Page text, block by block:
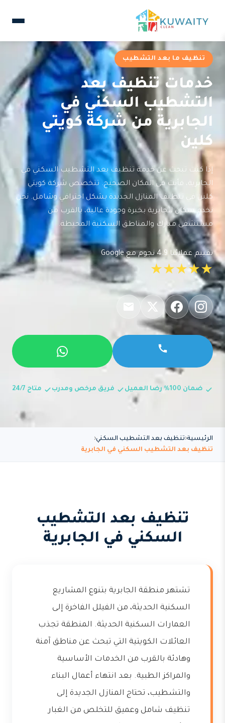
تنظيف ما بعد التشطيب
خدمات تنظيف بعد
التشطيب السكني في
الجابرية من شركة كويتي
كلين
إذا كنت تبحث عن خدمة تنظيف بعد التشطيب السكني في
الجابرية، فأنت في المكان الصحيح. تتخصص شركة كويتي
كلين في تنظيف المنازل الجديدة بشكل احترافي وشامل. نحن
نخدم سكان الجابرية بخبرة وجودة عالية، بالقرب من
مستشفى مبارك والمناطق السكنية المحيطة.
تقييم عملائنا 4.9 نجوم مع Google
★★★★★
ضمان 100% رضا العميل فريق مرخص ومدرب متاح 24/7
الرئيسية تنظيف بعد التشطيب السكني
تنظيف بعد التشطيب السكني في الجابرية
تنظيف بعد التشطيب
السكني في الجابرية
تشتهر منطقة الجابرية بتنوع المشاريع
السكنية الحديثة، من الفيلل الفاخرة إلى
العمارات السكنية الحديثة. المنطقة تجذب
العائلات الكويتية التي تبحث عن مناطق آمنة
وهادئة بالقرب من الخدمات الأساسية
والمراكز الطبية. بعد انتهاء أعمال البناء
والتشطيب، تحتاج المنازل الجديدة إلى
تنظيف شامل وعميق للتخلص من الغبار